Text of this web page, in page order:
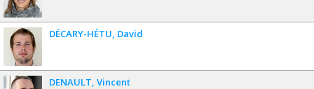
DÉCARY-HÉTU David
DENAULT Vincent